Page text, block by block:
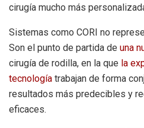
cirugía mucho más
Sistemas como CORI no
Son el punto de partida de una
cirugía de rodilla, en la que la
tecnología trabajan de forma
resultados más predecibles y
eficaces.